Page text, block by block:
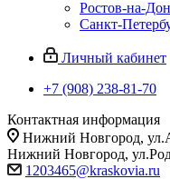
Ростов-на-
Санкт-
Личный кабинет
+7 (908) 238-81-70
Контактная информация
Нижний Новгород,
Нижний Новгород,
1203465@kraskovia.ru